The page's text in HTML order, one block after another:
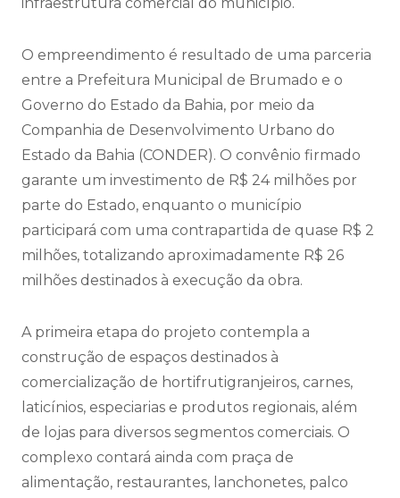
infraestrutura comercial do município.
O empreendimento é resultado de uma parceria
entre a Prefeitura Municipal de Brumado e o
Governo do Estado da Bahia, por meio da
Companhia de Desenvolvimento Urbano do
Estado da Bahia (CONDER). O convênio firmado
garante um investimento de R$ 24 milhões por
parte do Estado, enquanto o município
participará com uma contrapartida de quase R$ 2
milhões, totalizando aproximadamente R$ 26
milhões destinados à execução da obra.
A primeira etapa do projeto contempla a
construção de espaços destinados à
comercialização de hortifrutigranjeiros, carnes,
laticínios, especiarias e produtos regionais, além
de lojas para diversos segmentos comerciais. O
complexo contará ainda com praça de
alimentação, restaurantes, lanchonetes, palco